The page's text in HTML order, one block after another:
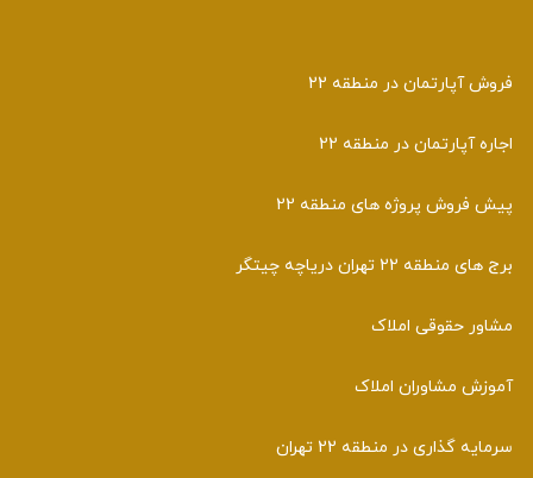
فروش آپارتمان در منطقه 22
اجاره آپارتمان در منطقه 22
پیش فروش پروژه های منطقه 22
برج های منطقه 22 تهران دریاچه چیتگر
مشاور حقوقی املاک
آموزش مشاوران املاک
سرمایه گذاری در منطقه 22 تهران